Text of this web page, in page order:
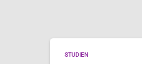
STUDIEN